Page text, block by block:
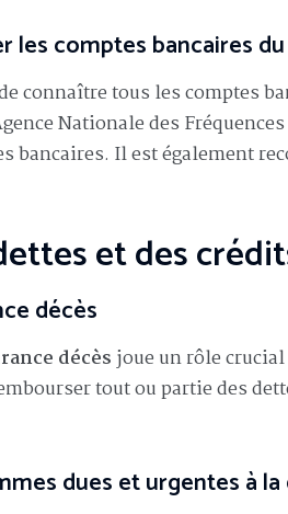
les comptes bancaires
connaître tous les comptes
Nationale des
bancaires. Il est également
et des
décès
décès joue un rôle
tout ou partie des
dues et urgentes à